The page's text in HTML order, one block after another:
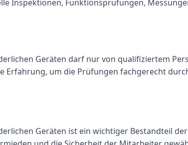
Inspektionen, Funktionsprüfungen,
Geräten darf nur von qualifiziertem
Erfahrung, um die Prüfungen fachgerecht
Geräten ist ein wichtiger Bestandteil